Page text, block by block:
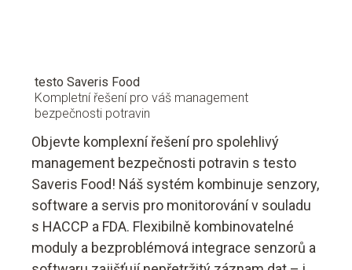
testo Saveris Food
Kompletní řešení pro váš management
bezpečnosti potravin
Objevte komplexní řešení pro spolehlivý
management bezpečnosti potravin s testo
Saveris Food! Náš systém kombinuje senzory,
software a servis pro monitorování v souladu
s HACCP a FDA. Flexibilně kombinovatelné
moduly a bezproblémová integrace senzorů a